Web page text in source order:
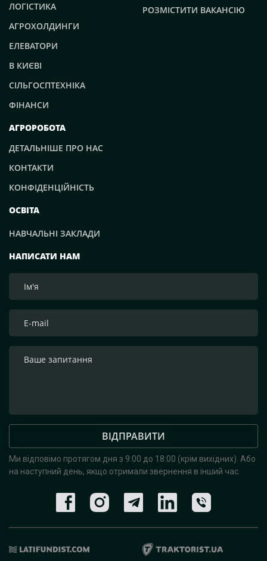
НАПИСАТИ НАМ
ВІДПРАВИТИ
Ми відповімо протягом дня з 9:00 до 18:00 (крім вихідних). Або
на наступний день, якщо отримали звернення в інший час.
ЛОГІСТИКА
АГРОХОЛДИНГИ
ЕЛЕВАТОРИ
В КИЄВІ
СІЛЬГОСПТЕХНІКА
ФІНАНСИ
РОЗМІСТИТИ ВАКАНСІЮ
АГРОРОБОТА
ДЕТАЛЬНІШЕ ПРО НАС
КОНТАКТИ
КОНФІДЕНЦІЙНІСТЬ
ОСВІТА
НАВЧАЛЬНІ ЗАКЛАДИ